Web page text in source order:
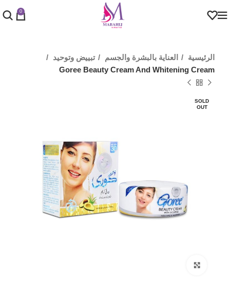
0
الرئيسية العناية بالبشرة والجسم
تبييض وتوحيد
Goree Beauty Cream And Whitening Cream
SOLD
OUT